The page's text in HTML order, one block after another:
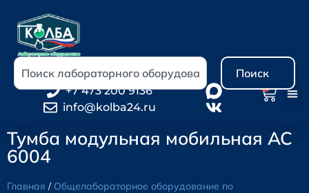
Поиск
+7 473 200 9136
info@kolba24.ru
Тумба модульная мобильная АС
6004
Главная / Общелабораторное оборудование по